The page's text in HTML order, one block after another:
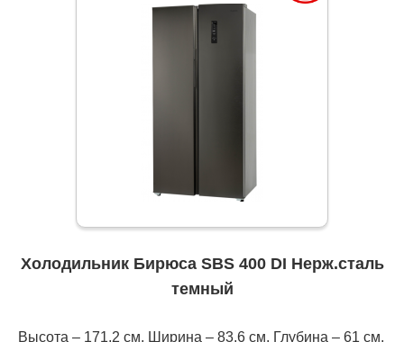
Холодильник Бирюса SBS 400 DI Нерж.сталь
темный
Высота – 171,2 см, Ширина – 83,6 см, Глубина – 61 см,